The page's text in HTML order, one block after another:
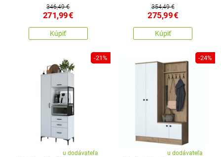
346,49 €
271,99€
Kúpiť
354,49 €
275,99€
Kúpiť
-21%
u dodávateľa
-24%
u dodávateľa